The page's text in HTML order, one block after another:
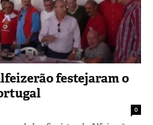
festejaram o
0